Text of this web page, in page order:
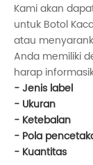
Kami akan
untuk Botol
atau
Anda memiliki
harap
- Jenis label
- Ukuran
- Ketebalan
- Pola
- Kuantitas